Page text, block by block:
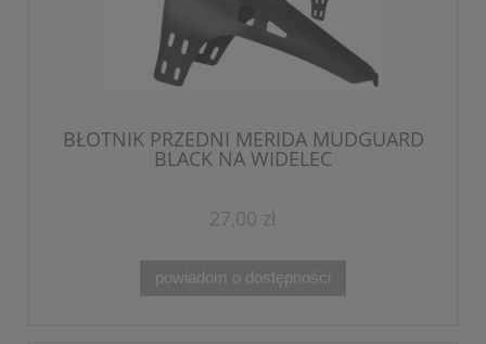
BŁOTNIK PRZEDNI MERIDA MUDGUARD
BLACK NA WIDELEC
27,00 zł
powiadom o dostępności